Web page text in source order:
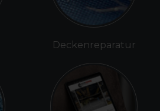
Deckenreparatur